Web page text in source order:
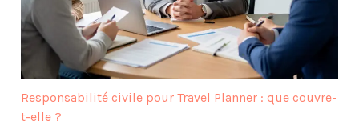
Responsabilité civile pour Travel Planner : que couvre-
t-elle ?